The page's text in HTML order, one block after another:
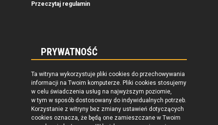
Przeczytaj regulamin
PRYWATNOŚĆ
Ta witryna wykorzystuje pliki cookies do przechowywania
informacji na Twoim komputerze. Pliki cookies stosujemy
w celu świadczenia usług na najwyższym poziomie,
w tym w sposób dostosowany do indywidualnych potrzeb.
Korzystanie z witryny bez zmiany ustawień dotyczących
cookies oznacza, że będą one zamieszczane w Twoim